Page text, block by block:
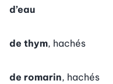
d’eau
de thym, hachés
de romarin, hachés